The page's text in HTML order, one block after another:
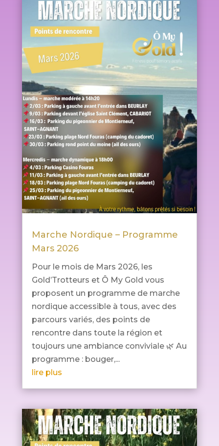
Marche Nordique – Programme
Mars 2026
Pour le mois de Mars 2026, les
Gold’Trotteurs et Ô My Gold vous
proposent un programme de marche
nordique accessible à tous, avec des
parcours variés, des points de
rencontre dans toute la région et
toujours une ambiance conviviale 🌿 Au
programme : bouger,...
lire plus